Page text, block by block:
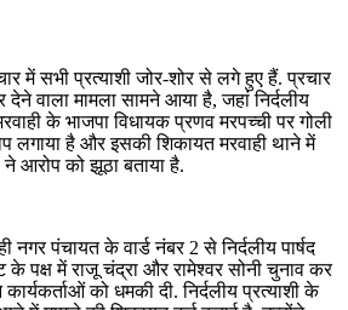
में सभी प्रत्याशी जोर-शोर से लगे हुए हैं. प्रचार
देने वाला मामला सामने आया है, जहां निर्दलीय
के भाजपा विधायक प्रणव मरपच्ची पर गोली
लगाया है और इसकी शिकायत मरवाही थाने में
ने आरोप को झूठा बताया है.
नगर पंचायत के वार्ड नंबर 2 से निर्दलीय पार्षद
पक्ष में राजू चंद्रा और रामेश्वर सोनी चुनाव कर
को धमकी दी. निर्दलीय प्रत्याशी के